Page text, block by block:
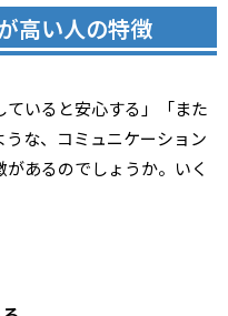
高い人の特徴
いると安心する」「また
な、コミュニケーション
あるのでしょうか。いく